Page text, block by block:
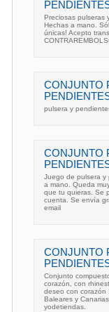
Preciosas pulseras
Hechas a mano.
únicas! Acepto
CONJUNTO
pulsera y
CONJUNTO
Juego de pulsera y
a mano. Queda
que tu quieras. Se
cuenta. Se envía
email
CONJUNTO
Conjunto
corazón, con
deseo con corazón
Baleares y
yodetiendas.